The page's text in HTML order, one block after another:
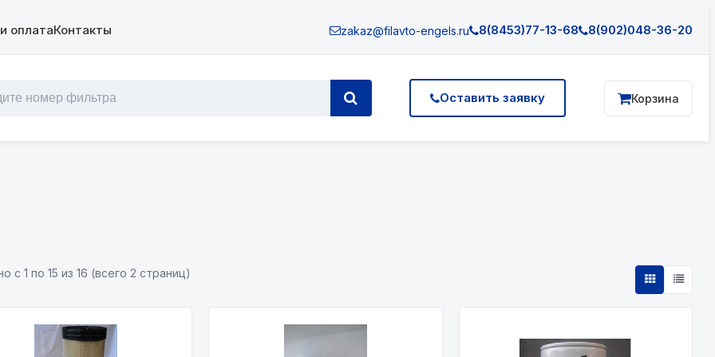
оплатаКонтакты zakaz@filavto-engels.ru 8(8453)77-13-68 8(902)048-36-20
Оставить заявку Корзина
с 1 по 15 из 16 (всего 2 страниц)